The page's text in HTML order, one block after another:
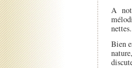
A
nettes.
Bien